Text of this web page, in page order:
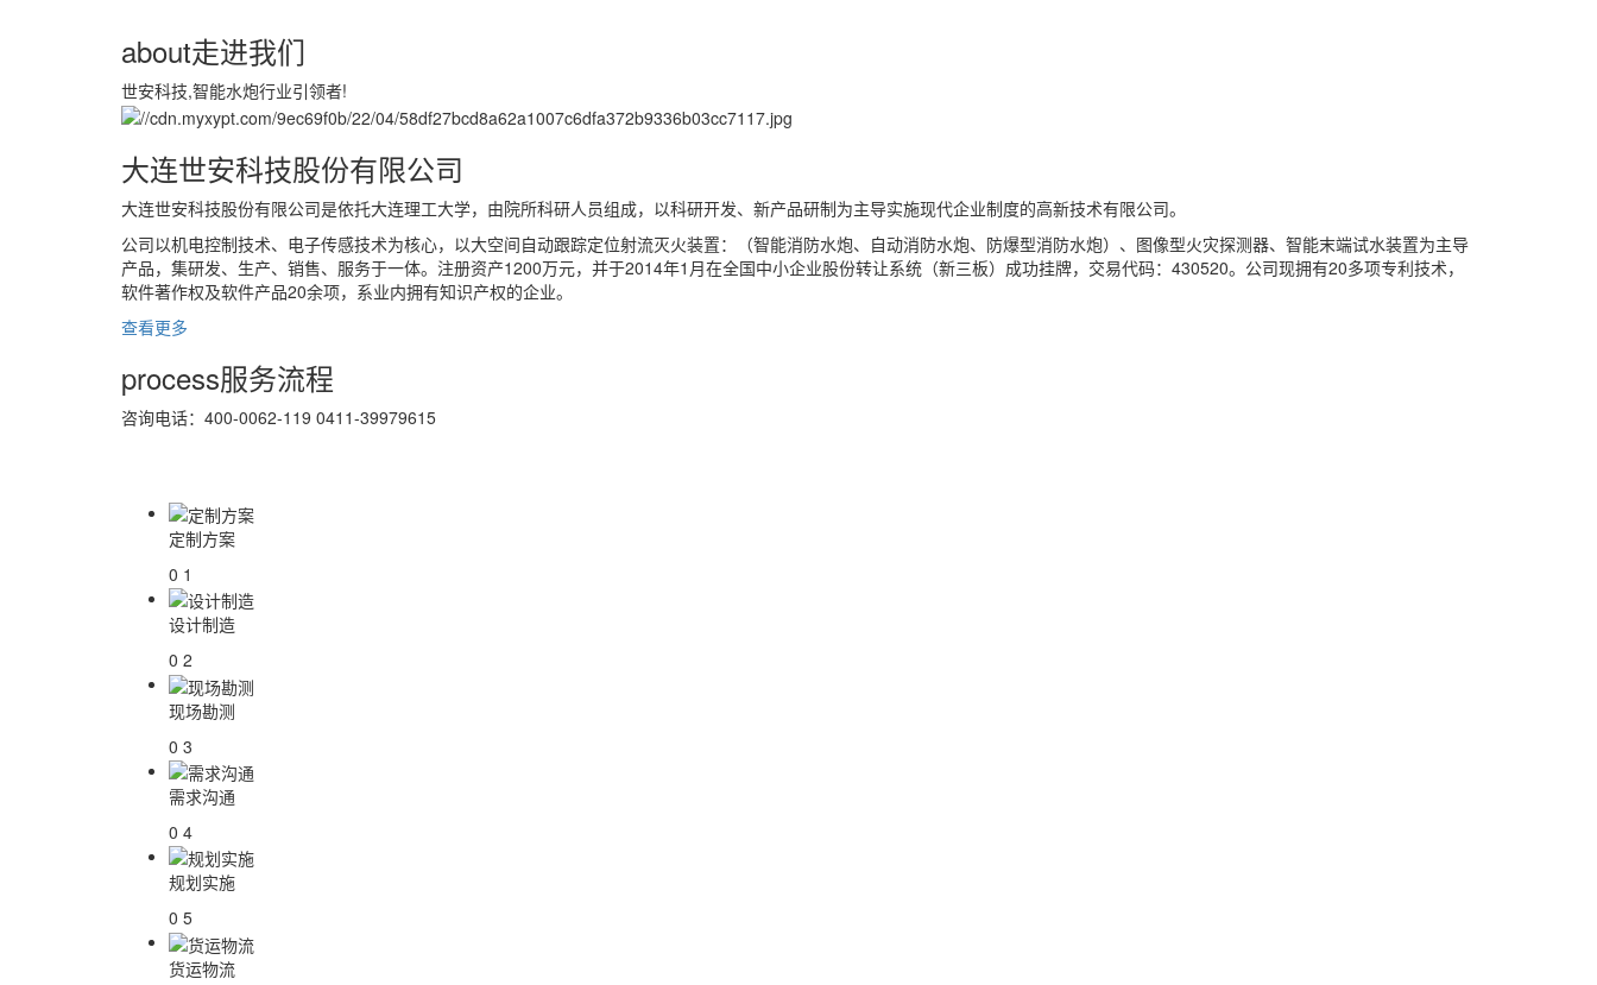
about走进我们
世安科技,智能水炮行业引领者!
大连世安科技股份有限公司
大连世安科技股份有限公司是依托大连理工大学，由院所科研人员组成，以科研开发、新产品研制为主导实施现代企业制度的高新技术有限公司。
公司以机电控制技术、电子传感技术为核心，以大空间自动跟踪定位射流灭火装置：（智能消防水炮、自动消防水炮、防爆型消防水炮）、图像型火灾探测器、智能末端试水装置为主导
产品，集研发、生产、销售、服务于一体。注册资产1200万元，并于2014年1月在全国中小企业股份转让系统（新三板）成功挂牌，交易代码：430520。公司现拥有20多项专利技术，
软件著作权及软件产品20余项，系业内拥有知识产权的企业。
查看更多
process服务流程
咨询电话：400-0062-119 0411-39979615
定制方案
0 1
设计制造
0 2
现场勘测
0 3
需求沟通
0 4
规划实施
0 5
货运物流